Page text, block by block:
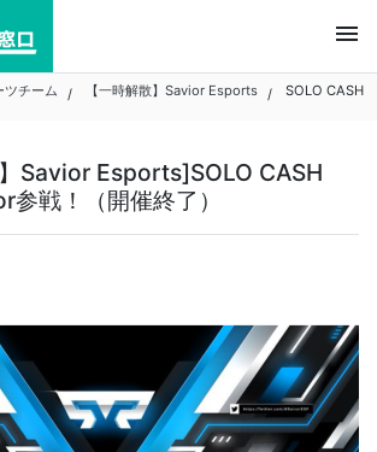
menu
ツチーム 【一時解散】Savior Esports SOLO CASH
Savior Esports]SOLO CASH
戦！（開催終了）